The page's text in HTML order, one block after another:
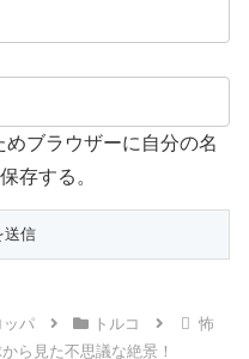
ブラウザーに自分の名
存する。
ッパ トルコ
怖
ら見た不思議な絶景！